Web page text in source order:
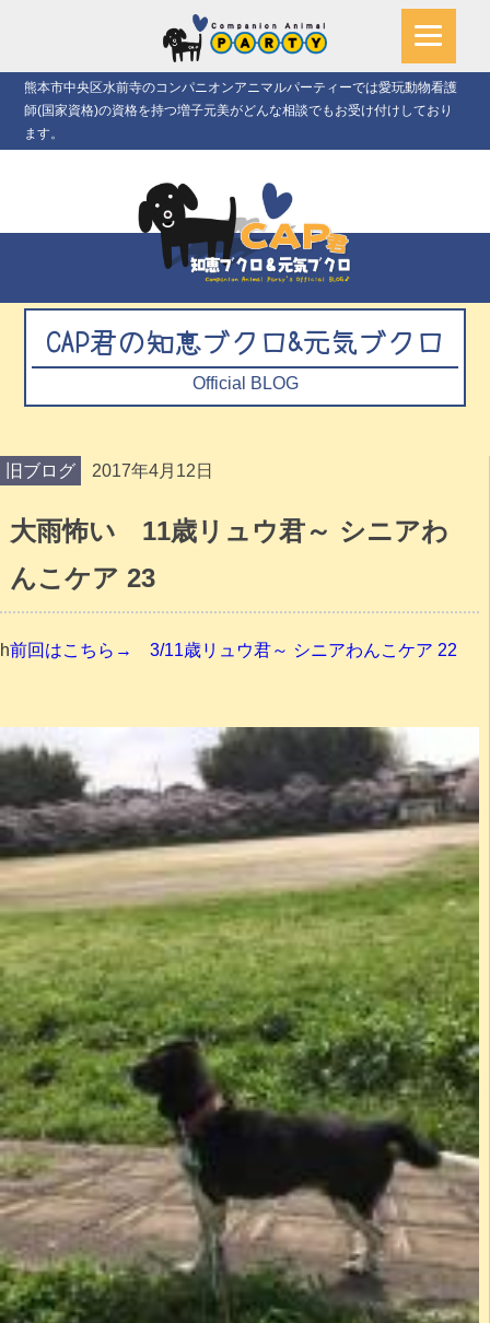
熊本市中央区水前寺のコンパニオンアニマルパーティーでは愛玩動物看護
師(国家資格)の資格を持つ増子元美がどんな相談でもお受け付けしており
ます。
CAP君の知恵ブクロ&元気ブクロ
Official BLOG
旧ブログ 2017年4月12日
大雨怖い 11歳リュウ君～ シニアわ
んこケア 23
h前回はこちら→ 3/11歳リュウ君～ シニアわんこケア 22